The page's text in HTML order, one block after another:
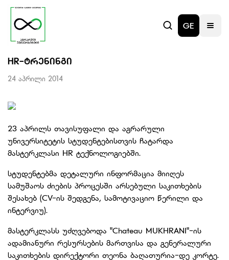
GE
HR-ᲢᲠᲔᲜᲘᲜᲒᲘ
24 აპრილი 2014
23 აპრილს თავისუფალი და აგრარული
უნივერსიტეტის სტუდენტებისთვის ჩატარდა
მასტერკლასი HR ტექნოლოგიებში.
სტუდენტებმა დეტალური ინფორმაცია მიიღეს
სამუშაოს ძიების პროცესში არსებული საკითხების
შესახებ (CV-ის შედგენა, სამოტივაციო წერილი და
ინტერვიუ).
მასტერკლასს უძღვებოდა "Chateau MUKHRANI"-ის
ადამიანური რესურსების მართვისა და გენერალური
საკითხების დირექტორი თეონა ბაღათურია-დე კორტე.